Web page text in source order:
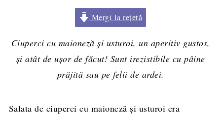
Mergi la rețetă
Ciuperci cu maioneză şi usturoi, un aperitiv gustos,
și atât de ușor de făcut! Sunt irezistibile cu pâine
prăjită sau pe felii de ardei.
Salata de ciuperci cu maioneză şi usturoi era